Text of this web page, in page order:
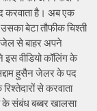
करवाता है। अब एक
बेटा तौफीक चिश्ती
से बाहर अपने
वीडियो कॉलिंग के
हुसैन जेलर के पद
से करवाता
के संबंध बब्बर खालसा